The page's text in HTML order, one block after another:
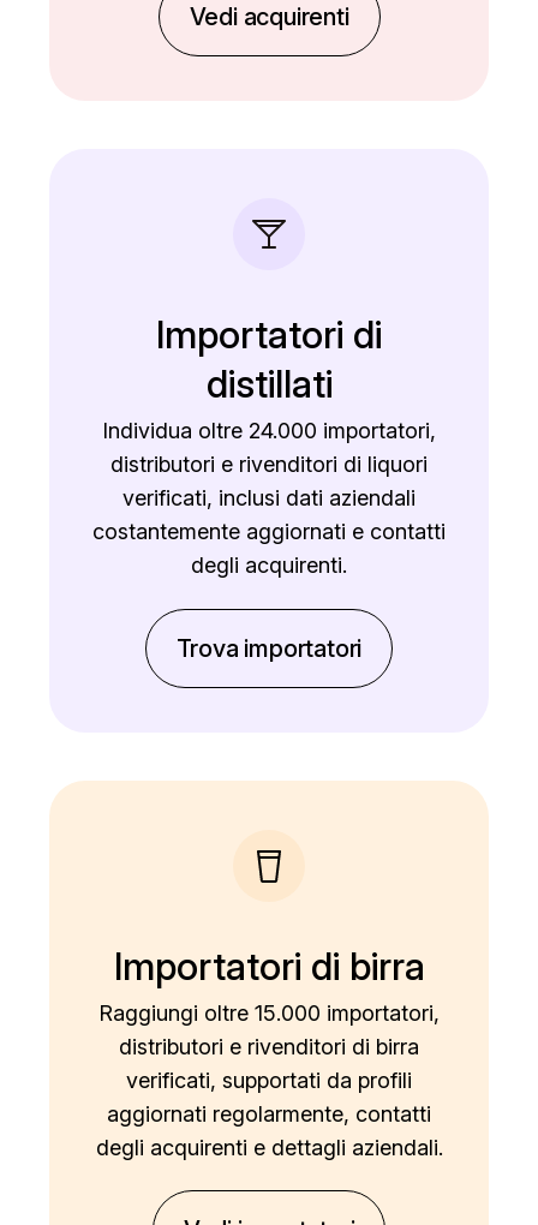
Vedi acquirenti
Importatori di
distillati
Individua oltre 24.000 importatori,
distributori e rivenditori di liquori
verificati, inclusi dati aziendali
costantemente aggiornati e contatti
degli acquirenti.
Trova importatori
Importatori di birra
Raggiungi oltre 15.000 importatori,
distributori e rivenditori di birra
verificati, supportati da profili
aggiornati regolarmente, contatti
degli acquirenti e dettagli aziendali.